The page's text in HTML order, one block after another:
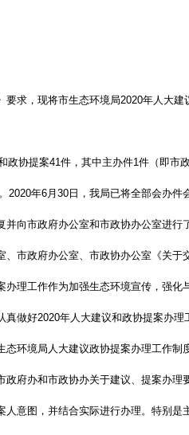
要求，现将市生态环境局2020年人大建
协提案41件，其中主办件1件（即市
2020年6月30日，我局已将全部会办
向市政府办公室和市政协办公室进行
、市政府办公室、市政协办公室《关
理工作作为加强生态环境宣传，强
真做好2020年人大建议和政协提案办
环境局人大建议政协提案办理工作制
政府办和市政协办关于建议、提案办
意图，并结合实际进行办理。特别是